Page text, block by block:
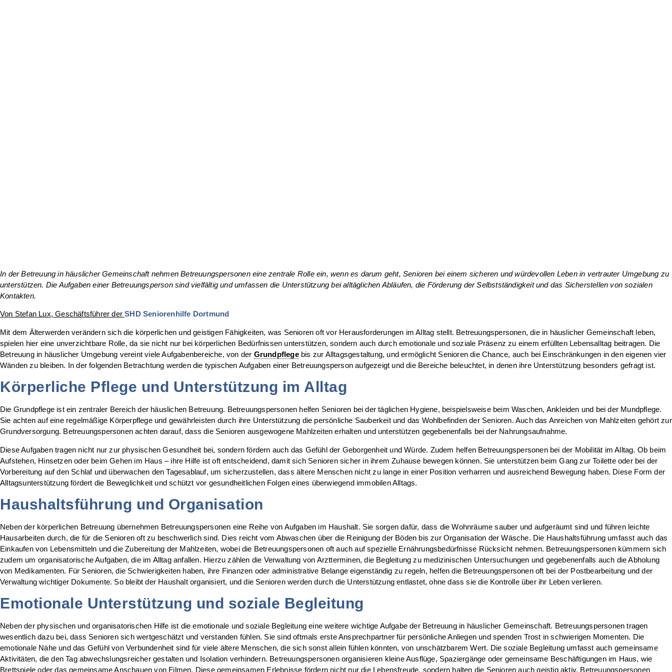
In der Betreuung in häuslicher Gemeinschaft nehmen Betreuungspersonen eine zentrale Rolle ein, wenn es darum geht, Senioren bei einem sicheren und würdevollen Leben in vertrauter Umgebung zu
unterstützen. Die Aufgaben einer Betreuungsperson sind vielfältig und umfassen die Unterstützung bei alltäglichen Abläufen, die Förderung der Selbstständigkeit und das Sicherstellen von sozialen
Kontakten.
Von Stefan Lux, Geschäftsführer derSHD Seniorenhilfe Dortmund
Mit dem Älterwerden verändern sich die körperlichen und geistigen Fähigkeiten, was Senioren oft vor Herausforderungen im Alltag stellt. Betreuungspersonen, die in häuslicher Gemeinschaft leben,
spielen hier eine unverzichtbare Rolle, da sie nicht nur bei körperlichen Bedürfnissen unterstützen, sondern auch durch emotionale und soziale Präsenz zu einem erfüllten Lebensalltag beitragen. Die
Betreuung in häuslicher Umgebung vereint viele Aufgabenbereiche, von der Grundpflegebis zur Alltagsgestaltung, und ermöglicht Senioren die Chance, auch bei Einschränkungen in den eigenen vier
Wänden zu bleiben. In der folgenden Betrachtung werden die typischen Aufgaben einer Betreuungsperson aufgezeigt und die Bereiche beleuchtet, in denen ihre Unterstützung besonders gefragt ist.
Körperliche Pflege und Unterstützung im Alltag
Die Grundpflege ist ein zentraler Bereich der häuslichen Betreuung. Betreuungspersonen helfen Senioren bei der täglichen Hygiene, beispielsweise beim Waschen, Ankleiden und bei der Mundpflege.
Sie achten auf eine regelmäßige Körperpflege und gewährleisten durch ihre Unterstützung die persönliche Sauberkeit und das Wohlbefinden der Senioren. Auch das Anreichen von Mahlzeiten gehört zur
Grundversorgung. Betreuungspersonen achten darauf, dass die Senioren ausgewogene Mahlzeiten erhalten und unterstützen gegebenenfalls bei der Nahrungsaufnahme.
Diese Aufgaben tragen nicht nur zur physischen Gesundheit bei, sondern fördern auch das Gefühl der Geborgenheit und Würde. Zudem helfen Betreuungspersonen bei der Mobilität im Alltag. Ob beim
Aufstehen, Hinsetzen oder beim Gehen im Haus – ihre Hilfe ist oft entscheidend, damit sich Senioren sicher in ihrem Zuhause bewegen können. Sie unterstützen beim Gang zur Toilette oder bei der
Vorbereitung auf den Schlaf und überwachen den Tagesablauf, um sicherzustellen, dass ältere Menschen nicht zu lange in einer Position verharren und ausreichend Bewegung haben. Diese Form der
Alltagsunterstützung fördert die Beweglichkeit und schützt vor gesundheitlichen Folgen eines überwiegend immobilen Alltags.
Haushaltsführung und Organisation
Neben der körperlichen Betreuung übernehmen Betreuungspersonen eine Reihe von Aufgaben im Haushalt. Sie sorgen dafür, dass die Wohnräume sauber und aufgeräumt sind und führen leichte
Hausarbeiten durch, die für die Senioren oft zu beschwerlich sind. Dies reicht vom Abwaschen über die Reinigung der Böden bis zur Organisation der Wäsche. Die Haushaltsführung umfasst auch das
Einkaufen von Lebensmitteln und die Zubereitung der Mahlzeiten, wobei die Betreuungspersonen oft auch auf spezielle Ernährungsbedürfnisse Rücksicht nehmen. Betreuungspersonen kümmern sich
zudem um organisatorische Aufgaben, die im Alltag anfallen. Hierzu zählen die Verwaltung von Arztterminen, die Begleitung zu medizinischen Untersuchungen und gegebenenfalls auch die Abholung
von Medikamenten. Für Senioren, die Schwierigkeiten haben, ihre Finanzen oder administrative Belange eigenständig zu regeln, helfen die Betreuungspersonen oft bei der Postbearbeitung und der
Verwaltung wichtiger Dokumente. So bleibt der Haushalt organisiert, und die Senioren werden durch die Unterstützung entlastet, ohne dass sie die Kontrolle über ihr Leben verlieren.
Emotionale Unterstützung und soziale Begleitung
Neben der physischen und organisatorischen Hilfe ist die emotionale und soziale Begleitung eine weitere wichtige Aufgabe der Betreuung in häuslicher Gemeinschaft. Betreuungspersonen tragen
wesentlich dazu bei, dass Senioren sich wertgeschätzt und verstanden fühlen. Sie sind oftmals erste Ansprechpartner für persönliche Anliegen und spenden Trost in schwierigen Momenten. Die
emotionale Nähe und das Gefühl von Verbundenheit sind für viele ältere Menschen, die sich sonst allein fühlen könnten, von unschätzbarem Wert. Die soziale Begleitung umfasst auch gemeinsame
Aktivitäten, die den Tag abwechslungsreicher gestalten und Isolation verhindern. Betreuungspersonen organisieren kleine Ausflüge, Spaziergänge oder gemeinsame Beschäftigungen im Haus, wie
Brettspiele oder das gemeinsame Anschauen von Filmen. Diese gemeinsamen Erlebnisse fördern nicht nur die Lebensfreude, sondern halten die Senioren auch geistig aktiv. Betreuungspersonen